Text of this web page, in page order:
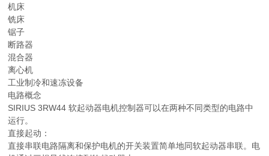
机床
铣床
锯子
断路器
混合器
离心机
工业制冷和速冻设备
电路概念
SIRIUS 3RW44 软起动器电机控制器可以在两种不同类型的电路中
运行。
直接起动：
直接串联电路隔离和保护电机的开关装置简单地同软起动器串联。电